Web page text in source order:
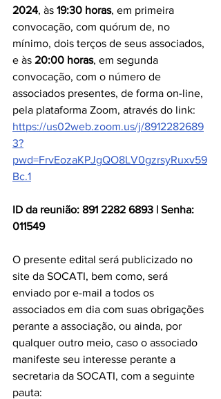
2024, às 19:30 horas, em primeira
convocação, com quórum de, no
mínimo, dois terços de seus associados,
e às 20:00 horas, em segunda
convocação, com o número de
associados presentes, de forma on-line,
pela plataforma Zoom, através do link:
https://us02web.zoom.us/j/8912282689
3?
pwd=FrvEozaKPJgQO8LV0gzrsyRuxv59
Bc.1
ID da reunião: 891 2282 6893 | Senha:
011549
O presente edital será publicizado no
site da SOCATI, bem como, será
enviado por e-mail a todos os
associados em dia com suas obrigações
perante a associação, ou ainda, por
qualquer outro meio, caso o associado
manifeste seu interesse perante a
secretaria da SOCATI, com a seguinte
pauta: